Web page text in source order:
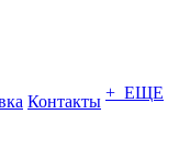
Контакты + ЕЩЕ